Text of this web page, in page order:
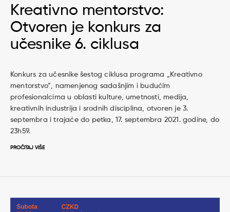
Kreativno mentorstvo:
Otvoren je konkurs za
učesnike 6. ciklusa
Konkurs za učesnike šestog ciklusa programa „Kreativno
mentorstvo“, namenjenog sadašnjim i budućim
profesionalcima u oblasti kulture, umetnosti, medija,
kreativnih industrija i srodnih disciplina, otvoren je 3.
septembra i trajaće do petka, 17. septembra 2021. godine, do
23h59.
PROČITAJ VIŠE